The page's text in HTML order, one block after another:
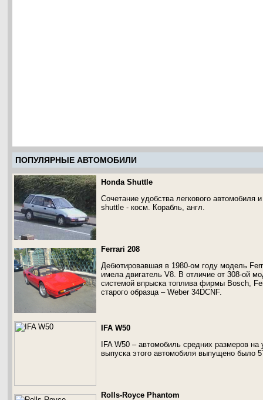
ПОПУЛЯРНЫЕ АВТОМОБИЛИ
Honda Shuttle
Сочетание удобства легкового автомобиля
shuttle - косм. Корабль, англ.
Ferrari 208
Дебютировавшая в 1980-ом году модель
имела двигатель V8. В отличие от 308-ой
системой впрыска топлива фирмы Bosch,
старого образца – Weber 34DCNF.
IFA W50
IFA W50 – автомобиль средних размеров
выпуска этого автомобиля выпущено было
Rolls-Royce Phantom